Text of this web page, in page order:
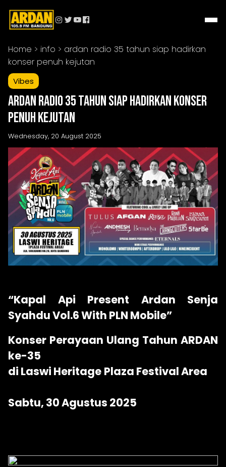
Home > info > ardan radio 35 tahun siap hadirkan
konser penuh kejutan
Vibes
ARDAN Radio 35 Tahun Siap Hadirkan Konser
Penuh Kejutan
Wednesday, 20 August 2025
“Kapal Api Present Ardan Senja
Syahdu Vol.6 With PLN Mobile”
Konser Perayaan Ulang Tahun ARDAN
ke-35
di Laswi Heritage Plaza Festival Area
Sabtu, 30 Agustus 2025